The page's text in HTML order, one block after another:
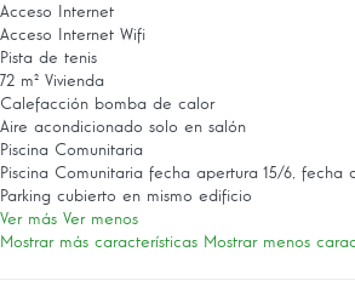
Acceso Internet
Acceso Internet Wifi
Pista de tenis
72 m² Vivienda
Calefacción bomba de calor
Aire acondicionado solo en salón
Piscina Comunitaria
Piscina Comunitaria fecha apertura 15/6, fecha
Parking cubierto en mismo edificio
Ver más Ver menos
Mostrar más características Mostrar menos